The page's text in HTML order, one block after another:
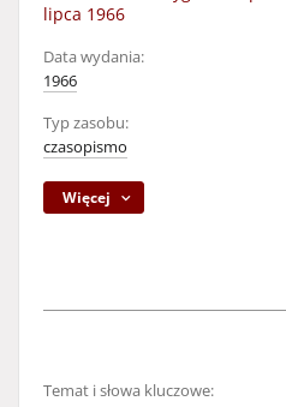
lipca 1966
Data wydania:
1966
Typ zasobu:
czasopismo
Więcej
Temat i słowa kluczowe: